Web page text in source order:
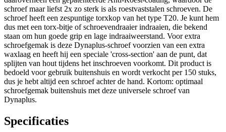
schroef maar liefst 2x zo sterk is als roestvaststalen schroeven. De
schroef heeft een zespuntige torxkop van het type T20. Je kunt hem
dus met een torx-bitje of schroevendraaier indraaien, die bekend
staan om hun goede grip en lage indraaiweerstand. Voor extra
schroefgemak is deze Dynaplus-schroef voorzien van een extra
waxlaag en heeft hij een speciale 'cross-section' aan de punt, dat
splijten van hout tijdens het inschroeven voorkomt. Dit product is
bedoeld voor gebruik buitenshuis en wordt verkocht per 150 stuks,
dus je hebt altijd een schroef achter de hand. Kortom: optimaal
schroefgemak buitenshuis met deze universele schroef van
Dynaplus.
Specificaties